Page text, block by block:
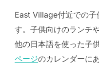
East Village付近での
す。子供向けのランチ
他の日本語を使った子
ページのカレンダーに